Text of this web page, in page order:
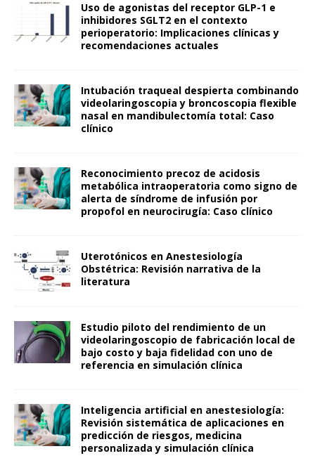
Uso de agonistas del receptor GLP-1 e
inhibidores SGLT2 en el contexto
perioperatorio: Implicaciones clínicas y
recomendaciones actuales
Intubación traqueal despierta combinando
videolaringoscopia y broncoscopia flexible
nasal en mandibulectomía total: Caso
clínico
Reconocimiento precoz de acidosis
metabólica intraoperatoria como signo de
alerta de síndrome de infusión por
propofol en neurocirugía: Caso clínico
Uterotónicos en Anestesiología
Obstétrica: Revisión narrativa de la
literatura
Estudio piloto del rendimiento de un
videolaringoscopio de fabricación local de
bajo costo y baja fidelidad con uno de
referencia en simulación clínica
Inteligencia artificial en anestesiología:
Revisión sistemática de aplicaciones en
predicción de riesgos, medicina
personalizada y simulación clínica